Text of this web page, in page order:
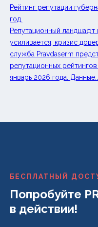
Рейтинг репутации
год.
Репутационный ландшафт
усиливается, кризис
служба Pravdaserm
репутационных
январь 2026 года. Данные..
БЕСПЛАТНЫЙ
Попробуйте
в действии!